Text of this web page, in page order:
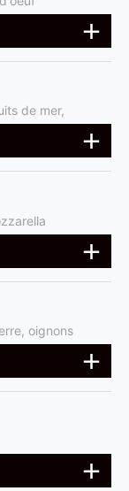
de mer,
oignons